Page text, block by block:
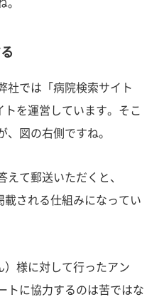
。
社では「病院検索サイト
を運営しています。そこ
、図の右側ですね。
えて郵送いただくと、
される仕組みになってい
様に対して行ったアン
トに協力するのは苦ではな